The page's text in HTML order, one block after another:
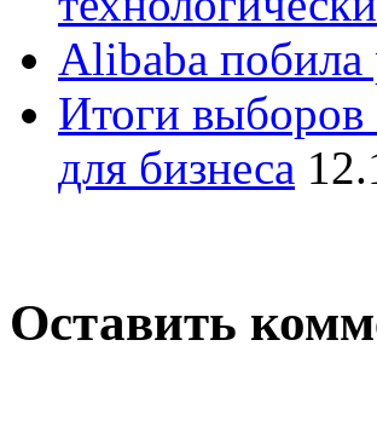
Alibaba побила
Итоги
для бизнеса
Оставить